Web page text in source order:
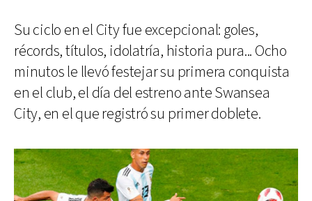
Su ciclo en el City fue excepcional: goles,
récords, títulos, idolatría, historia pura... Ocho
minutos le llevó festejar su primera conquista
en el club, el día del estreno ante Swansea
City, en el que registró su primer doblete.